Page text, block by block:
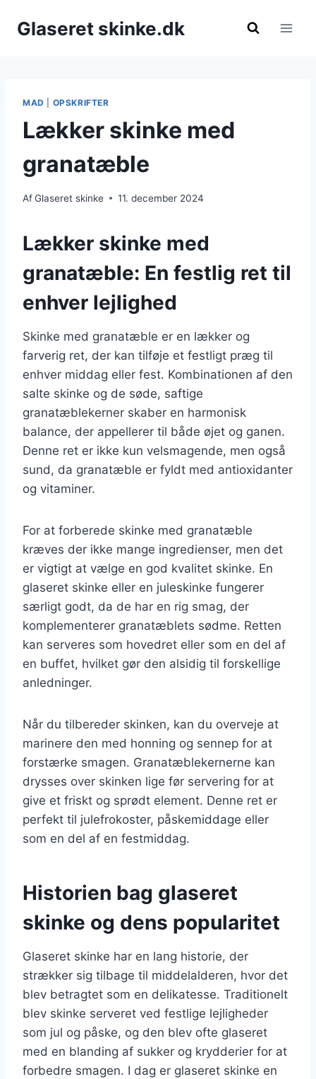
Glaseret skinke.dk
MAD OPSKRIFTER
Lækker skinke med
granatæble
AfGlaseret skinke 11. december 2024
Lækker skinke med
granatæble: En festlig ret til
enhver lejlighed
Skinke med granatæble er en lækker og
farverig ret, der kan tilføje et festligt præg til
enhver middag eller fest. Kombinationen af den
salte skinke og de søde, saftige
granatæblekerner skaber en harmonisk
balance, der appellerer til både øjet og ganen.
Denne ret er ikke kun velsmagende, men også
sund, da granatæble er fyldt med antioxidanter
og vitaminer.
For at forberede skinke med granatæble
kræves der ikke mange ingredienser, men det
er vigtigt at vælge en god kvalitet skinke. En
glaseret skinke eller en juleskinke fungerer
særligt godt, da de har en rig smag, der
komplementerer granatæblets sødme. Retten
kan serveres som hovedret eller som en del af
en buffet, hvilket gør den alsidig til forskellige
anledninger.
Når du tilbereder skinken, kan du overveje at
marinere den med honning og sennep for at
forstærke smagen. Granatæblekernerne kan
drysses over skinken lige før servering for at
give et friskt og sprødt element. Denne ret er
perfekt til julefrokoster, påskemiddage eller
som en del af en festmiddag.
Historien bag glaseret
skinke og dens popularitet
Glaseret skinke har en lang historie, der
strækker sig tilbage til middelalderen, hvor det
blev betragtet som en delikatesse. Traditionelt
blev skinke serveret ved festlige lejligheder
som jul og påske, og den blev ofte glaseret
med en blanding af sukker og krydderier for at
forbedre smagen. I dag er glaseret skinke en